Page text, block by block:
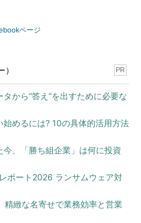
ページ
PR
から“答え”を出すために必要な
めるには? 10の具体的活用方法
、「勝ち組企業」は何に投資
ポート2026 ランサムウェア対
精緻な名寄せで業務効率と営業